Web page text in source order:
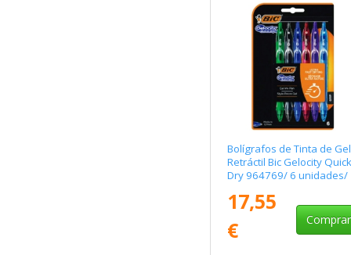
Bolígrafos de Tinta de Gel
Retráctil Bic Gelocity Quick
Dry 964769/ 6 unidades/
17,55
€
Comprar